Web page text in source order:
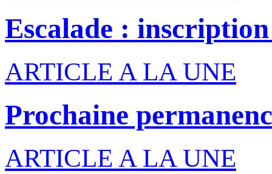
Escalade :
ARTICLE A LA UNE
Prochaine
ARTICLE A LA UNE